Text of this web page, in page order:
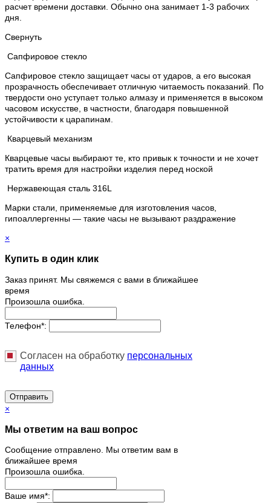
расчет времени доставки. Обычно она занимает 1-3 рабочих
дня.
Свернуть
Сапфировое стекло
Сапфировое стекло защищает часы от ударов, а его высокая
прозрачность обеспечивает отличную читаемость показаний. По
твердости оно уступает только алмазу и применяется в высоком
часовом искусстве, в частности, благодаря повышенной
устойчивости к царапинам.
Кварцевый механизм
Кварцевые часы выбирают те, кто привык к точности и не хочет
тратить время для настройки изделия перед ноской
Нержавеющая сталь 316L
Марки стали, применяемые для изготовления часов,
гипоаллергенны — такие часы не вызывают раздражение
×
Купить в один клик
Заказ принят. Мы свяжемся с вами в ближайшее
время
Произошла ошибка.
Телефон*:
Согласен на обработку персональныx
данных
Отправить
×
Мы ответим на ваш вопрос
Сообщение отправлено. Мы ответим вам в
ближайшее время
Произошла ошибка.
Ваше имя*: